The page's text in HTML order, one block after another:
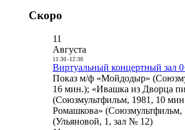
Скоро
11
Августа
11:30- 12:30
Виртуальный концертный зал
Показ м/ф «Мойдодыр»
16 мин.); «Ивашка из Дворца
(Союзмультфильм, 1981, 10
Ромашкова» (Союзмультфильм,
(Ульяновой, 1, зал № 12)